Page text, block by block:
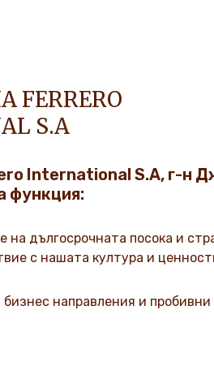
S.A
International S.A, г-н
функция:
на дългосрочната посока и
с нашата култура и
направления и